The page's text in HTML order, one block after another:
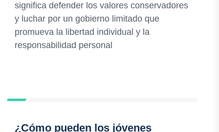
significa defender los valores conservadores
y luchar por un gobierno limitado que
promueva la libertad individual y la
responsabilidad personal
¿Cómo pueden los jóvenes